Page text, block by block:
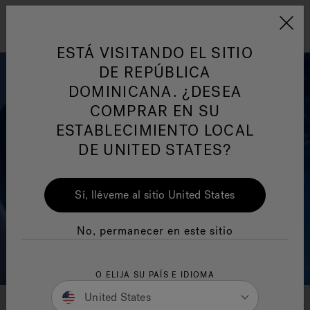
Jacuzzi&reg; Latin
Responsabilidad Social
HIDROMASAJE
Manuales y Guías del Usuario
ESTÁ VISITANDO EL SITIO
DE REPÚBLICA
DOMINICANA. ¿DESEA
COMPRAR EN SU
ESTABLECIMIENTO LOCAL
DE UNITED STATES?
Sí, lléveme al sitio United States
No, permanecer en este sitio
O ELIJA SU PAÍS E IDIOMA
United States